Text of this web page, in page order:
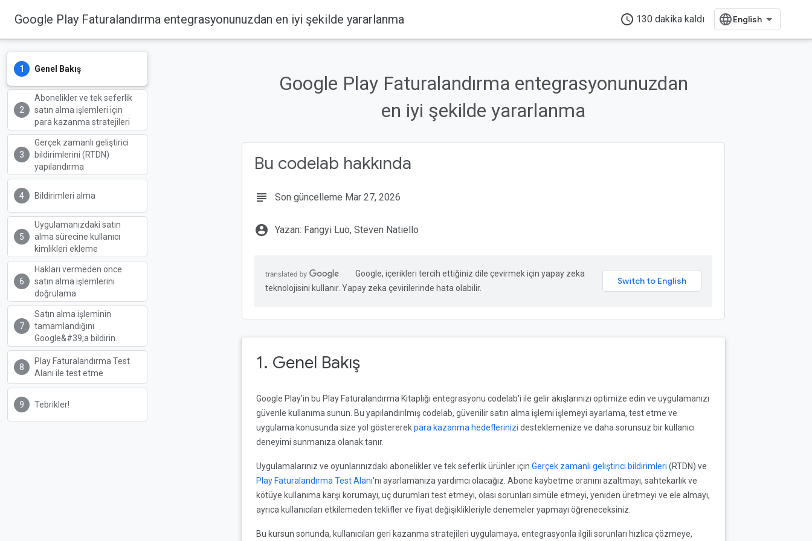
Google Play Faturalandırma entegrasyonunuzdan en iyi şekilde yararlanma access_time 130 dakika kaldı
Genel Bakış
Abonelikler ve tek seferlik
satın alma işlemleri için
para kazanma stratejileri
Gerçek zamanlı geliştirici
bildirimlerini (RTDN)
yapılandırma
Bildirimleri alma
Uygulamanızdaki satın
alma sürecine kullanıcı
kimlikleri ekleme
Hakları vermeden önce
satın alma işlemlerini
doğrulama
Satın alma işleminin
tamamlandığını
Google&#39;a bildirin.
Play Faturalandırma Test
Alanı ile test etme
Tebrikler!
Google Play Faturalandırma entegrasyonunuzdan
en iyi şekilde yararlanma
Bu codelab hakkında
subject Son güncelleme Mar 27, 2026
account_circle Yazan: Fangyi Luo, Steven Natiello
Google, içerikleri tercih ettiğiniz dile çevirmek için yapay zeka
teknolojisini kullanır. Yapay zeka çevirilerinde hata olabilir.
1. Genel Bakış
Google Play'in bu Play Faturalandırma Kitaplığı entegrasyonu codelab'i ile gelir akışlarınızı optimize edin ve uygulamanızı
güvenle kullanıma sunun. Bu yapılandırılmış codelab, güvenilir satın alma işlemi işlemeyi ayarlama, test etme ve
uygulama konusunda size yol göstererekpara kazanma hedeflerinizi desteklemenize ve daha sorunsuz bir kullanıcı
deneyimi sunmanıza olanak tanır.
Uygulamalarınız ve oyunlarınızdaki abonelikler ve tek seferlik ürünler için Gerçek zamanlı geliştirici bildirimleri (RTDN) ve
Play Faturalandırma Test Alanı'nı ayarlamanıza yardımcı olacağız. Abone kaybetme oranını azaltmayı, sahtekarlık ve
kötüye kullanıma karşı korumayı, uç durumları test etmeyi, olası sorunları simüle etmeyi, yeniden üretmeyi ve ele almayı,
ayrıca kullanıcıları etkilemeden teklifler ve fiyat değişiklikleriyle denemeler yapmayı öğreneceksiniz.
Bu kursun sonunda, kullanıcıları geri kazanma stratejileri uygulamaya, entegrasyonla ilgili sorunları hızlıca çözmeye,